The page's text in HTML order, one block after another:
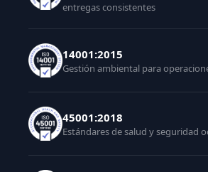
entregas consistentes
14001:2015
Gestión ambiental para
45001:2018
Estándares de salud y seguridad